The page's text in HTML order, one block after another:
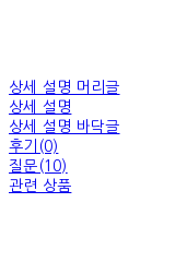
상세 설명 머리글
상세 설명
상세 설명 바닥글
후기(0)
질문(10)
관련 상품